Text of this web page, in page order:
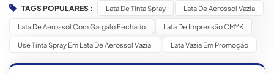
TAGS POPULARES : Lata De Tinta Spray Lata De Aerossol Vazia
Lata De Aerossol Com Gargalo Fechado Lata De Impressão CMYK
Use Tinta Spray Em Lata De Aerossol Vazia. Lata Vazia Em Promoção